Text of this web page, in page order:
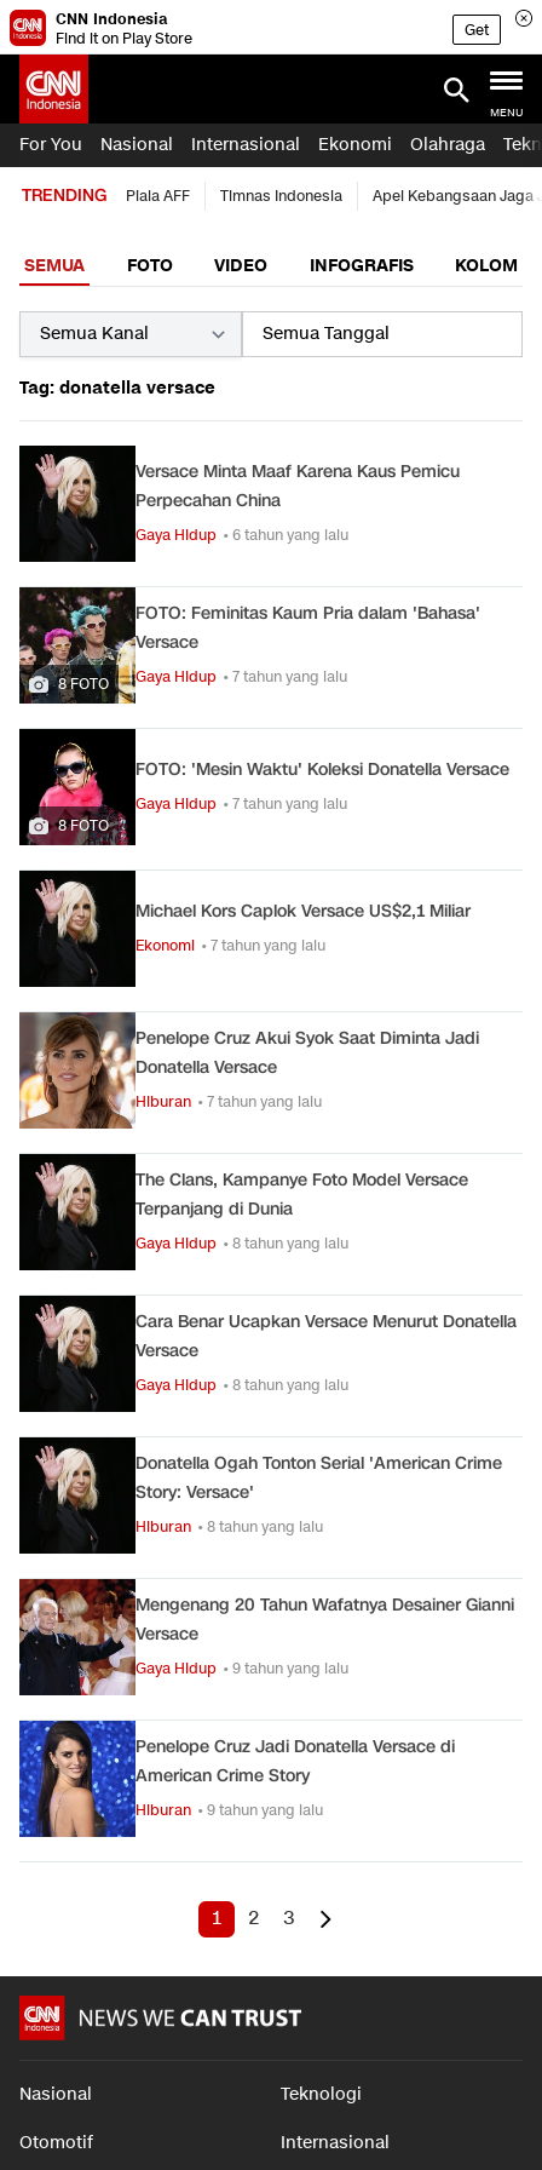
CNN Indonesia
Find it on Play Store
Get
MENU
For You Nasional Internasional Ekonomi Olahraga
TRENDING Piala AFF Timnas Indonesia Apel Kebangsaan Jaga
SEMUA FOTO VIDEO INFOGRAFIS KOLOM
Tag: donatella versace
Versace Minta Maaf Karena Kaus Pemicu
Perpecahan China
Gaya Hidup • 6 tahun yang lalu
8 FOTO
FOTO: Feminitas Kaum Pria dalam 'Bahasa'
Versace
Gaya Hidup • 7 tahun yang lalu
8 FOTO
FOTO: 'Mesin Waktu' Koleksi Donatella Versace
Gaya Hidup • 7 tahun yang lalu
Michael Kors Caplok Versace US$2,1 Miliar
Ekonomi • 7 tahun yang lalu
Penelope Cruz Akui Syok Saat Diminta Jadi
Donatella Versace
Hiburan • 7 tahun yang lalu
The Clans, Kampanye Foto Model Versace
Terpanjang di Dunia
Gaya Hidup • 8 tahun yang lalu
Cara Benar Ucapkan Versace Menurut Donatella
Versace
Gaya Hidup • 8 tahun yang lalu
Donatella Ogah Tonton Serial 'American Crime
Story: Versace'
Hiburan • 8 tahun yang lalu
Mengenang 20 Tahun Wafatnya Desainer Gianni
Versace
Gaya Hidup • 9 tahun yang lalu
Penelope Cruz Jadi Donatella Versace di
American Crime Story
Hiburan • 9 tahun yang lalu
1 2 3
Nasional Teknologi
Otomotif Internasional